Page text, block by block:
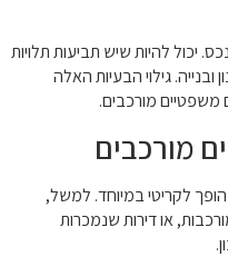
יכול להיות שיש תביעות תלויות
גילוי הבעיות האלה
משפטיים מורכבים.
מורכבים
לקריטי במיוחד. למשל,
או דירות שנמכרות